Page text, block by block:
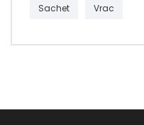
Sachet Vrac